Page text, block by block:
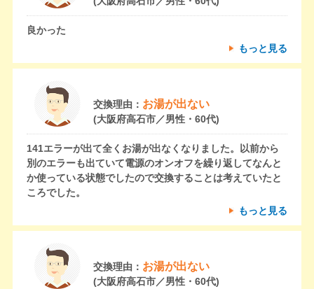
良かった
もっと見る
交換理由： お湯が出ない
(大阪府高石市／男性・60代)
141エラーが出て全くお湯が出なくなりました。以前から
別のエラーも出ていて電源のオンオフを繰り返してなんと
か使っている状態でしたので交換することは考えていたと
ころでした。
もっと見る
交換理由： お湯が出ない
(大阪府高石市／男性・60代)